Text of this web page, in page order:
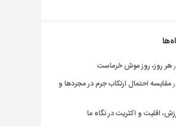
هر روز، روز موش خرماست
مقایسه احتمال ارتکاب جرم در مجردها و
اقلیت و اکثریت در نگاه ما